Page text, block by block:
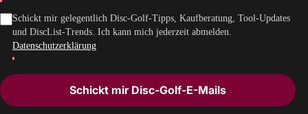
Schickt mir gelegentlich Disc-Golf-Tipps, Kaufberatung, Tool-Updates
und DiscList-Trends. Ich kann mich jederzeit abmelden.
Datenschutzerklärung
Schickt mir Disc-Golf-E-Mails